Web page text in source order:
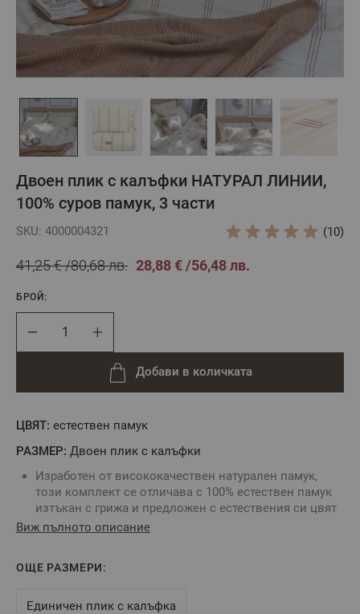
Двоен плик с калъфки НАТУРАЛ ЛИНИИ,
100% суров памук, 3 части
SKU: 4000004321 (10)
41,25 € 80,68 лв. 28,88 € 56,48 лв.
ЦВЯТ: естествен памук
РАЗМЕР: Двоен плик с калъфки
Изработен от висококачествен натурален памук,
този комплект се отличава с 100% естествен памук
изтъкан с грижа и предложен с естествения си цвят
на суров памук без химично избелване и
Натуралният плат е материя с естествен натурален
57 нишки см2, при обработката на която е
Виж пълното описание
ОЩЕ РАЗМЕРИ:
Единичен плик с калъфка
БРОЙ:
Добави в количката